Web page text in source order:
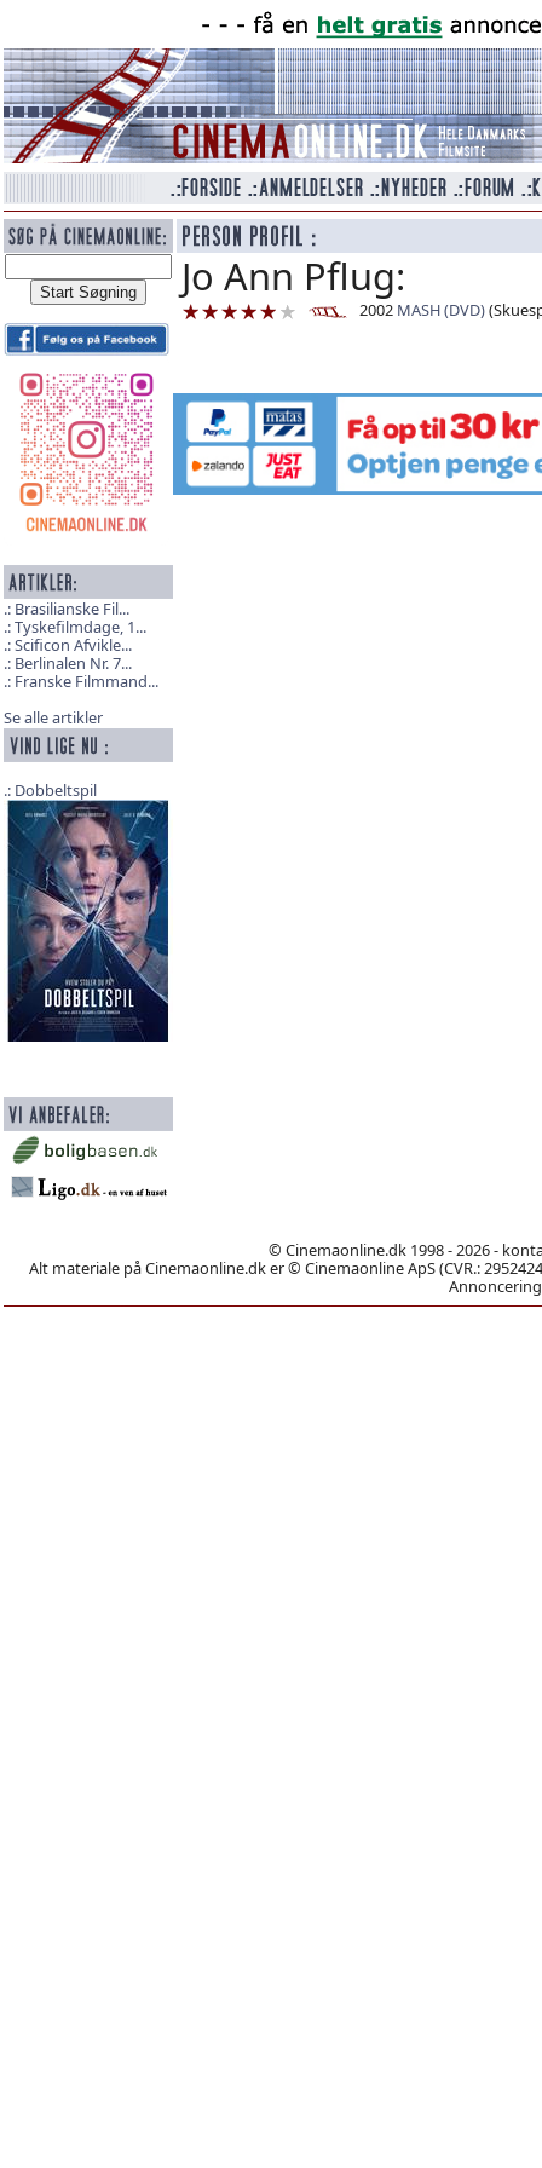
Brasilianske Fil...
Tyskefilmdage, 1...
Scificon Afvikle...
Berlinalen Nr. 7...
Franske Filmmand...
Se alle artikler
Dobbeltspil
Jo Ann Pflug:
2002 MASH (DVD)
© Cinemaonline.dk 1998 - 2026 -
Alt materiale på Cinemaonline.dk er © Cinemaonline ApS (CVR.: